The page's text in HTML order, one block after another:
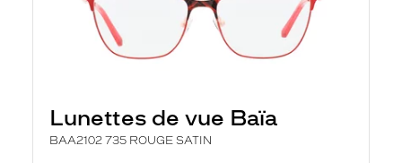
Lunettes de vue Baïa
BAA2102 735 ROUGE SATIN